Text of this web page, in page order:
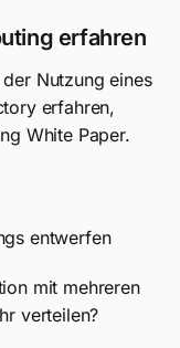
erfahren
Nutzung eines
erfahren,
White Paper.
entwerfen
mit mehreren
verteilen?